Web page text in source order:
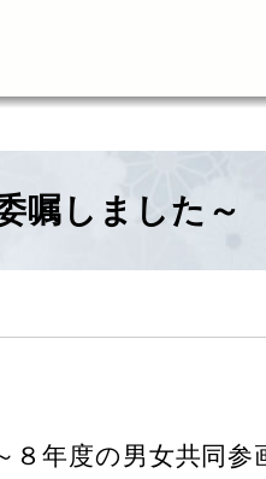
嘱しました～
年度の男女共同参